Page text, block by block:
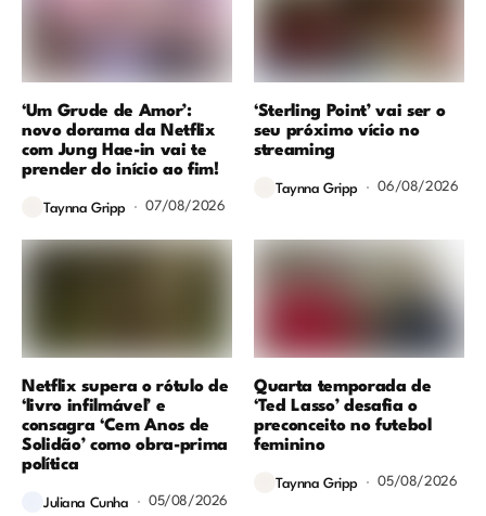
‘Um Grude de Amor’:
novo dorama da Netflix
com Jung Hae-in vai te
prender do início ao fim!
Taynna Gripp 07/08/2026
‘Sterling Point’ vai ser o
seu próximo vício no
streaming
Taynna Gripp 06/08/2026
Netflix supera o rótulo de
‘livro infilmável’ e
consagra ‘Cem Anos de
Solidão’ como obra-prima
política
Juliana Cunha 05/08/2026
Quarta temporada de
‘Ted Lasso’ desafia o
preconceito no futebol
feminino
Taynna Gripp 05/08/2026